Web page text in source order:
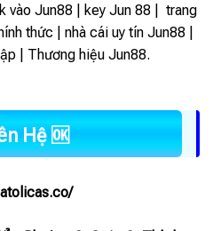
vào Jun88 |
key Jun 88 | trang
thức | nhà cái uy tín Jun88 |
| Thương hiệu Jun88.
Hệ 🆗